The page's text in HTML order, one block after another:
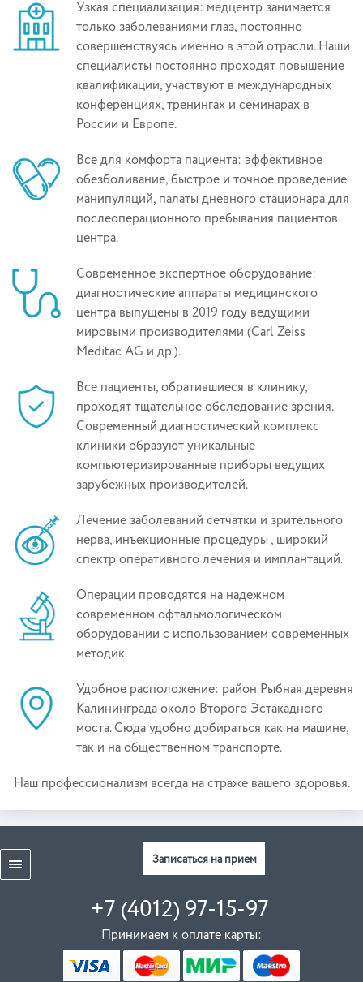
Узкая специализация: медцентр занимается
только заболеваниями глаз, постоянно
совершенствуясь именно в этой отрасли. Наши
специалисты постоянно проходят повышение
квалификации, участвуют в международных
конференциях, тренингах и семинарах в
России и Европе.
Все для комфорта пациента: эффективное
обезболивание, быстрое и точное проведение
манипуляций, палаты дневного стационара для
послеоперационного пребывания пациентов
центра.
Современное экспертное оборудование:
диагностические аппараты медицинского
центра выпущены в 2019 году ведущими
мировыми производителями (Carl Zeiss
Meditac AG и др.).
Все пациенты, обратившиеся в клинику,
проходят тщательное обследование зрения.
Современный диагностический комплекс
клиники образуют уникальные
компьютеризированные приборы ведущих
зарубежных производителей.
Лечение заболеваний сетчатки и зрительного
нерва, инъекционные процедуры , широкий
спектр оперативного лечения и имплантаций.
Операции проводятся на надежном
современном офтальмологическом
оборудовании с использованием современных
методик.
Удобное расположение: район Рыбная деревня
Калининграда около Второго Эстакадного
моста. Сюда удобно добираться как на машине,
так и на общественном транспорте.
Наш профессионализм всегда на страже вашего здоровья.
Записаться на прием
+7 (4012) 97-15-97
Принимаем к оплате карты: